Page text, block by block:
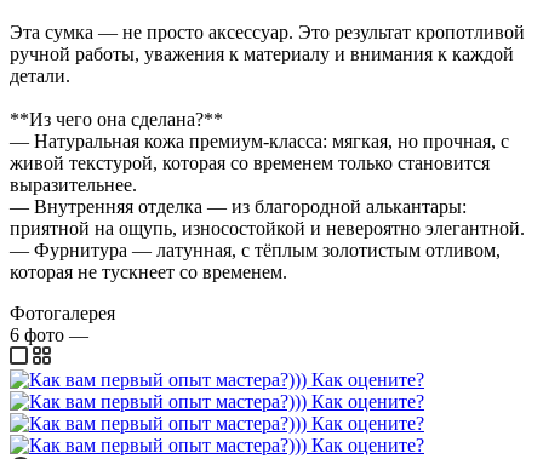
Эта сумка — не просто аксессуар. Это результат кропотливой
ручной работы, уважения к материалу и внимания к каждой
детали.
**Из чего она сделана?**
— Натуральная кожа премиум-класса: мягкая, но прочная, с
живой текстурой, которая со временем только становится
выразительнее.
— Внутренняя отделка — из благородной алькантары:
приятной на ощупь, износостойкой и невероятно элегантной.
— Фурнитура — латунная, с тёплым золотистым отливом,
которая не тускнеет со временем.
Фотогалерея
6 фото —